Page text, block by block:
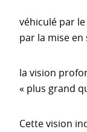
véhiculé par le
par la mise
la vision
« plus grand
Cette vision